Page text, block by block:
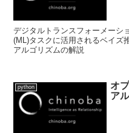
デジタルトランスフォーメーシ
(ML)タスクに活用されるベイズ
アルゴリズムの解説
python
オ
ア